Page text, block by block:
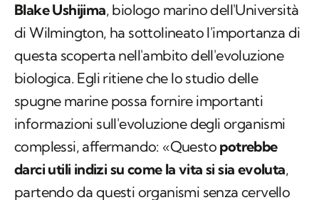
Blake Ushijima, biologo marino dell'Università
di Wilmington, ha sottolineato l'importanza di
questa scoperta nell'ambito dell'evoluzione
biologica. Egli ritiene che lo studio delle
spugne marine possa fornire importanti
informazioni sull'evoluzione degli organismi
complessi, affermando: «Questo potrebbe
darci utili indizi su come la vita si sia evoluta,
partendo da questi organismi senza cervello